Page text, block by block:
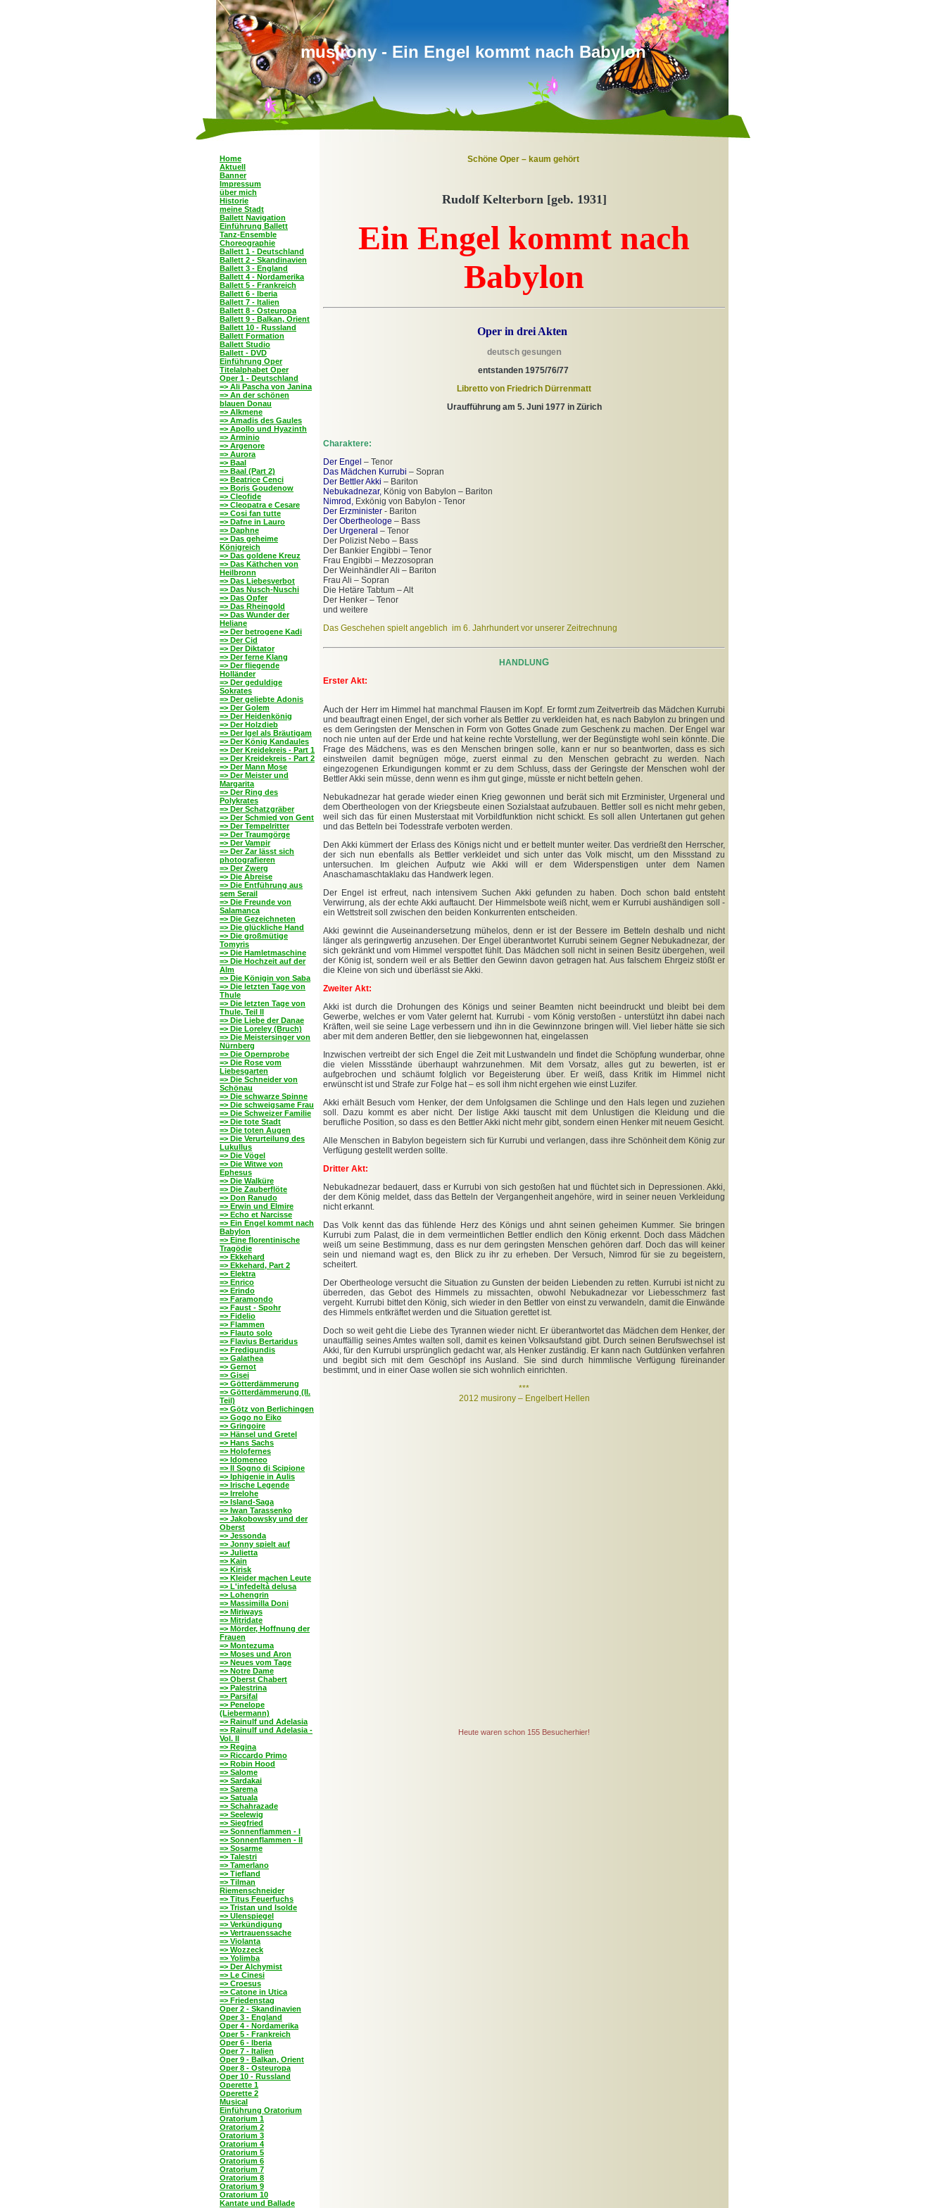
musirony - Ein Engel kommt nach Babylon
Home
Aktuell
Banner
Impressum
über mich
Historie
meine Stadt
Ballett Navigation
Einführung Ballett
Tanz-Ensemble
Choreographie
Ballett 1 - Deutschland
Ballett 2 - Skandinavien
Ballett 3 - England
Ballett 4 - Nordamerika
Ballett 5 - Frankreich
Ballett 6 - Iberia
Ballett 7 - Italien
Ballett 8 - Osteuropa
Ballett 9 - Balkan, Orient
Ballett 10 - Russland
Ballett Formation
Ballett Studio
Ballett - DVD
Einführung Oper
Titelalphabet Oper
Oper 1 - Deutschland
=> Ali Pascha von Janina
=> An der schönen
blauen Donau
=> Alkmene
=> Amadis des Gaules
=> Apollo und Hyazinth
=> Arminio
=> Argenore
=> Aurora
=> Baal
=> Baal (Part 2)
=> Beatrice Cenci
=> Boris Goudenow
=> Cleofide
=> Cleopatra e Cesare
=> Cosi fan tutte
=> Dafne in Lauro
=> Daphne
=> Das geheime
Königreich
=> Das goldene Kreuz
=> Das Käthchen von
Heilbronn
=> Das Liebesverbot
=> Das Nusch-Nuschi
=> Das Opfer
=> Das Rheingold
=> Das Wunder der
Heliane
=> Der betrogene Kadi
=> Der Cid
=> Der Diktator
=> Der ferne Klang
=> Der fliegende
Holländer
=> Der geduldige
Sokrates
=> Der geliebte Adonis
=> Der Golem
=> Der Heidenkönig
=> Der Holzdieb
=> Der Igel als Bräutigam
=> Der König Kandaules
=> Der Kreidekreis - Part 1
=> Der Kreidekreis - Part 2
=> Der Mann Mose
=> Der Meister und
Margarita
=> Der Ring des
Polykrates
=> Der Schatzgräber
=> Der Schmied von Gent
=> Der Tempelritter
=> Der Traumgörge
=> Der Vampir
=> Der Zar lässt sich
photografieren
=> Der Zwerg
=> Die Abreise
=> Die Entführung aus
sem Serail
=> Die Freunde von
Salamanca
=> Die Gezeichneten
=> Die glückliche Hand
=> Die großmütige
Tomyris
=> Die Hamletmaschine
=> Die Hochzeit auf der
Alm
=> Die Königin von Saba
=> Die letzten Tage von
Thule
=> Die letzten Tage von
Thule, Teil II
=> Die Liebe der Danae
=> Die Loreley (Bruch)
=> Die Meistersinger von
Nürnberg
=> Die Opernprobe
=> Die Rose vom
Liebesgarten
=> Die Schneider von
Schönau
=> Die schwarze Spinne
=> Die schweigsame Frau
=> Die Schweizer Familie
=> Die tote Stadt
=> Die toten Augen
=> Die Verurteilung des
Lukullus
=> Die Vögel
=> Die Witwe von
Ephesus
=> Die Walküre
=> Die Zauberflöte
=> Don Ranudo
=> Erwin und Elmire
=> Echo et Narcisse
=> Ein Engel kommt nach
Babylon
=> Eine florentinische
Tragödie
=> Ekkehard
=> Ekkehard, Part 2
=> Elektra
=> Enrico
=> Erindo
=> Faramondo
=> Faust - Spohr
=> Fidelio
=> Flammen
=> Flauto solo
=> Flavius Bertaridus
=> Fredigundis
=> Galathea
=> Gernot
=> Gisei
=> Götterdämmerung
=> Götterdämmerung (II.
Teil)
=> Götz von Berlichingen
=> Gogo no Eiko
=> Gringoire
=> Hänsel und Gretel
=> Hans Sachs
=> Holofernes
=> Idomeneo
=> Il Sogno di Scipione
=> Iphigenie in Aulis
=> Irische Legende
=> Irrelohe
=> Island-Saga
=> Iwan Tarassenko
=> Jakobowsky und der
Oberst
=> Jessonda
=> Jonny spielt auf
=> Julietta
=> Kain
=> Kirisk
=> Kleider machen Leute
=> L'infedeltà delusa
=> Lohengrin
=> Massimilla Doni
=> Miriways
=> Mitridate
=> Mörder, Hoffnung der
Frauen
=> Montezuma
=> Moses und Aron
=> Neues vom Tage
=> Notre Dame
=> Oberst Chabert
=> Palestrina
=> Parsifal
=> Penelope
(Liebermann)
=> Rainulf und Adelasia
=> Rainulf und Adelasia -
Vol. II
=> Regina
=> Riccardo Primo
=> Robin Hood
=> Salome
=> Sardakai
=> Sarema
=> Satuala
=> Schahrazade
=> Seelewig
=> Siegfried
=> Sonnenflammen - I
=> Sonnenflammen - II
=> Sosarme
=> Talestri
=> Tamerlano
=> Tiefland
=> Tilman
Riemenschneider
=> Titus Feuerfuchs
=> Tristan und Isolde
=> Ulenspiegel
=> Verkündigung
=> Vertrauenssache
=> Violanta
=> Wozzeck
=> Yolimba
=> Der Alchymist
=> Le Cinesi
=> Croesus
=> Catone in Utica
=> Friedenstag
Oper 2 - Skandinavien
Oper 3 - England
Oper 4 - Nordamerika
Oper 5 - Frankreich
Oper 6 - Iberia
Oper 7 - Italien
Oper 9 - Balkan, Orient
Oper 8 - Osteuropa
Oper 10 - Russland
Operette 1
Operette 2
Musical
Einführung Oratorium
Oratorium 1
Oratorium 2
Oratorium 3
Oratorium 4
Oratorium 5
Oratorium 6
Oratorium 7
Oratorium 8
Oratorium 9
Oratorium 10
Kantate und Ballade
Schöne Oper – kaum gehört
Rudolf Kelterborn [geb. 1931]
Ein Engel kommt nach
Babylon
Oper in drei Akten
deutsch gesungen
entstanden 1975/76/77
Libretto von Friedrich Dürrenmatt
Uraufführung am 5. Juni 1977 in Zürich
Charaktere:
Der Enge – Tenor
Das Mädchen Kurrubi – Sopran
Der Bettler Akki – Bariton
Nebukadnezar, König von Babylon – Bariton
Nimrod, Exkönig von Babylon - Tenor
Der Erzminister - Bariton
Der Obertheologe – Bass
Der Urgeneral – Tenor
Der Polizist Nebo – Bass
Der Bankier Engibbi – Tenor
Frau Engibbi – Mezzosopran
Der Weinhändler Ali – Bariton
Frau Ali – Sopran
Die Hetäre Tabtum – Alt
Der Henker – Tenor
und weitere
Das Geschehen spielt angeblich im 6. Jahrhundert vor unserer Zeitrechnung
HANDLUNG
Erster Akt:
Auch der Herr im Himmel hat manchmal Flausen im Kopf. Er formt zum Zeitvertreib das Mädchen Kurrubi
und beauftragt einen Engel, der sich vorher als Bettler zu verkleiden hat, es nach Babylon zu bringen und
es dem Geringsten der Menschen in Form von Gottes Gnade zum Geschenk zu machen. Der Engel war
noch nie unten auf der Erde und hat keine rechte Vorstellung, wer der Begünstigte wohl sein könnte. Die
Frage des Mädchens, was es den Menschen bringen solle, kann er nur so beantworten, dass es sich
einstweilen damit begnügen möge, zuerst einmal zu den Menschen gebracht zu werden. Nach
eingezogenen Erkundigungen kommt er zu dem Schluss, dass der Geringste der Menschen wohl der
Bettler Akki sein müsse, denn wenn es ihm gut ginge, müsste er nicht betteln gehen.
Nebukadnezar hat gerade wieder einen Krieg gewonnen und berät sich mit Erzminister, Urgeneral und
dem Obertheologen von der Kriegsbeute einen Sozialstaat aufzubauen. Bettler soll es nicht mehr geben,
weil sich das für einen Musterstaat mit Vorbildfunktion nicht schickt. Es soll allen Untertanen gut gehen
und das Betteln bei Todesstrafe verboten werden.
Den Akki kümmert der Erlass des Königs nicht und er bettelt munter weiter. Das verdrießt den Herrscher,
der sich nun ebenfalls als Bettler verkleidet und sich unter das Volk mischt, um den Missstand zu
untersuchen. Im gleichen Aufputz wie Akki will er dem Widerspenstigen unter dem Namen
Anaschamaschtaklaku das Handwerk legen.
Der Engel ist erfreut, nach intensivem Suchen Akki gefunden zu haben. Doch schon bald entsteht
Verwirrung, als der echte Akki auftaucht. Der Himmelsbote weiß nicht, wem er Kurrubi aushändigen soll -
ein Wettstreit soll zwischen den beiden Konkurrenten entscheiden.
Akki gewinnt die Auseinandersetzung mühelos, denn er ist der Bessere im Betteln deshalb und nicht
länger als geringwertig anzusehen. Der Engel überantwortet Kurrubi seinem Gegner Nebukadnezar, der
sich gekränkt und vom Himmel verspottet fühlt. Das Mädchen soll nicht in seinen Besitz übergehen, weil
der König ist, sondern weil er als Bettler den Gewinn davon getragen hat. Aus falschem Ehrgeiz stößt er
die Kleine von sich und überlässt sie Akki.
Zweiter Akt:
Akki ist durch die Drohungen des Königs und seiner Beamten nicht beeindruckt und bleibt bei dem
Gewerbe, welches er vom Vater gelernt hat. Kurrubi - vom König verstoßen - unterstützt ihn dabei nach
Kräften, weil sie seine Lage verbessern und ihn in die Gewinnzone bringen will. Viel lieber hätte sie sich
aber mit dem anderen Bettler, den sie liebgewonnen hat, eingelassen
Inzwischen vertreibt der sich Engel die Zeit mit Lustwandeln und findet die Schöpfung wunderbar, ohne
die vielen Missstände überhaupt wahrzunehmen. Mit dem Vorsatz, alles gut zu bewerten, ist er
aufgebrochen und schäumt folglich vor Begeisterung über. Er weiß, dass Kritik im Himmel nicht
erwünscht ist und Strafe zur Folge hat – es soll ihm nicht ergehen wie einst Luzifer.
Akki erhält Besuch vom Henker, der dem Unfolgsamen die Schlinge und den Hals legen und zuziehen
soll. Dazu kommt es aber nicht. Der listige Akki tauscht mit dem Unlustigen die Kleidung und die
berufliche Position, so dass es den Bettler Akki nicht mehr gibt, sondern einen Henker mit neuem Gesicht.
Alle Menschen in Babylon begeistern sich für Kurrubi und verlangen, dass ihre Schönheit dem König zur
Verfügung gestellt werden sollte.
Dritter Akt:
Nebukadnezar bedauert, dass er Kurrubi von sich gestoßen hat und flüchtet sich in Depressionen. Akki,
der dem König meldet, dass das Betteln der Vergangenheit angehöre, wird in seiner neuen Verkleidung
nicht erkannt.
Das Volk kennt das das fühlende Herz des Königs und ahnt seinen geheimen Kummer. Sie bringen
Kurrubi zum Palast, die in dem vermeintlichen Bettler endlich den König erkennt. Doch dass Mädchen
weiß um seine Bestimmung, dass es nur dem geringsten Menschen gehören darf. Doch das will keiner
sein und niemand wagt es, den Blick zu ihr zu erheben. Der Versuch, Nimrod für sie zu begeistern,
scheitert.
Der Obertheologe versucht die Situation zu Gunsten der beiden Liebenden zu retten. Kurrubi ist nicht zu
überreden, das Gebot des Himmels zu missachten, obwohl Nebukadnezar vor Liebesschmerz fast
vergeht. Kurrubi bittet den König, sich wieder in den Bettler von einst zu verwandeln, damit die Einwände
des Himmels entkräftet werden und die Situation gerettet ist.
Doch so weit geht die Liebe des Tyrannen wieder nicht. Er überantwortet das Mädchen dem Henker, der
unauffällig seines Amtes walten soll, damit es keinen Volksaufstand gibt. Durch seinen Berufswechsel ist
Akki, für den Kurrubi ursprünglich gedacht war, als Henker zuständig. Er kann nach Gutdünken verfahren
und begibt sich mit dem Geschöpf ins Ausland. Sie sind durch himmlische Verfügung füreinander
bestimmt, und in einer Oase wollen sie sich wohnlich einrichten.
***
2012 musirony – Engelbert Hellen
Heute waren schon 155 Besucherhier!